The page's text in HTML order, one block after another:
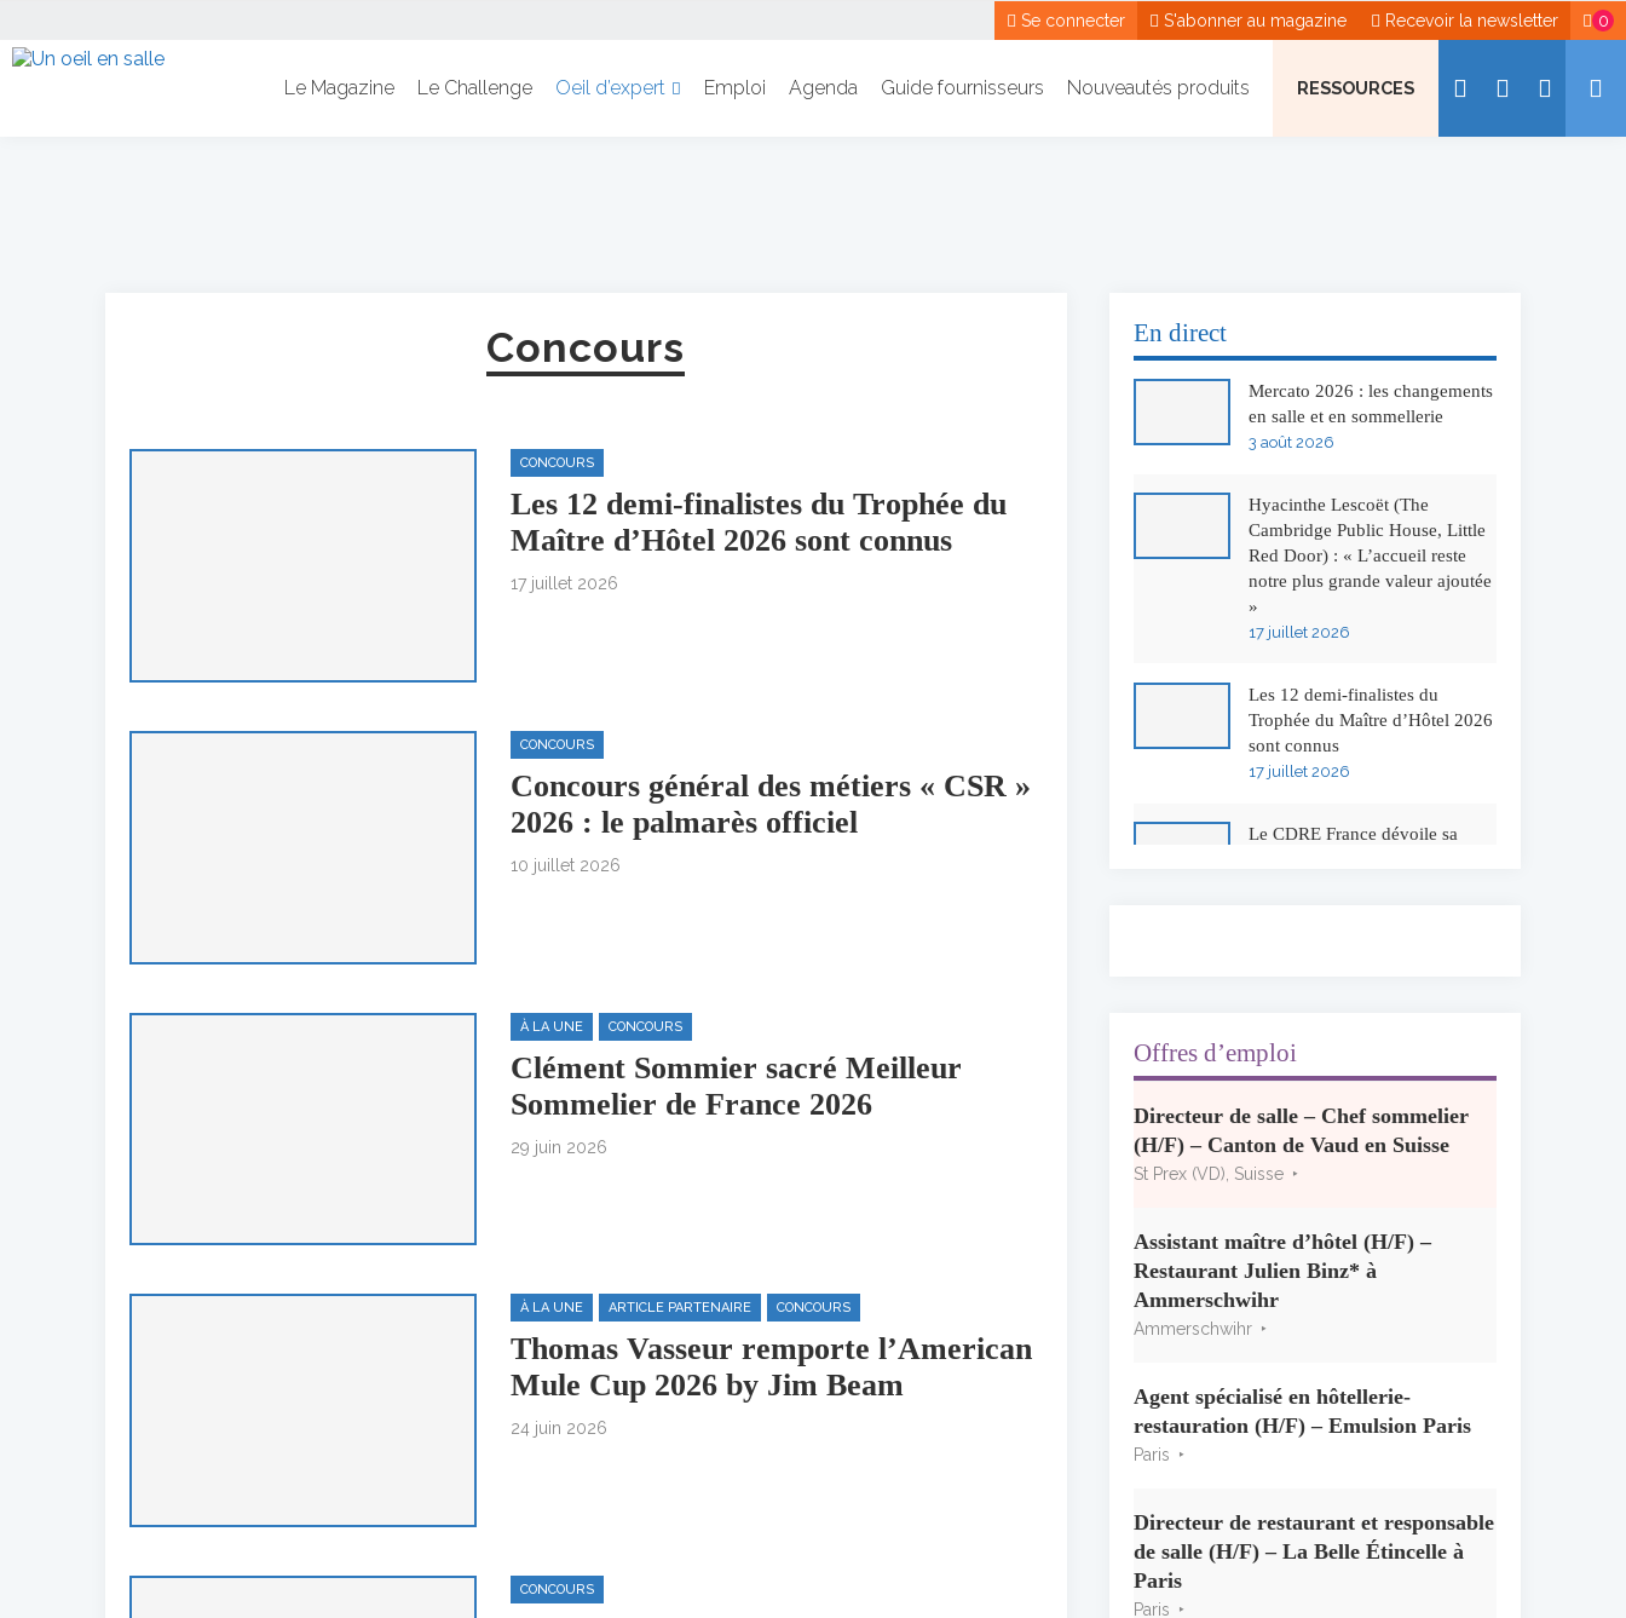
0
Recevoir la newsletter
S'abonner au magazine
Se connecter
Le Magazine Le Challenge Oeil d’expert Emploi Agenda Guide fournisseurs Nouveautés produits RESSOURCES
Concours
CONCOURS
Les 12 demi-finalistes du Trophée du
Maître d’Hôtel 2026 sont connus
17 juillet 2026
CONCOURS
Concours général des métiers « CSR »
2026 : le palmarès officiel
10 juillet 2026
À LA UNE CONCOURS
Clément Sommier sacré Meilleur
Sommelier de France 2026
29 juin 2026
À LA UNE ARTICLE PARTENAIRE CONCOURS
Thomas Vasseur remporte l’American
Mule Cup 2026 by Jim Beam
24 juin 2026
CONCOURS
En direct
Mercato 2026 : les changements
en salle et en sommellerie
3 août 2026
Hyacinthe Lescoët (The
Cambridge Public House, Little
Red Door) : « L’accueil reste
notre plus grande valeur ajoutée
»
17 juillet 2026
Les 12 demi-finalistes du
Trophée du Maître d’Hôtel 2026
sont connus
17 juillet 2026
Le CDRE France dévoile sa
Concours général des métiers
« CSR » 2026 : le palmarès
officiel
10 juillet 2026
la Bourgogne
7 juillet 2026
Georges Blanc
3 juillet 2026
Offres d’emploi
Directeur de salle – Chef sommelier
(H/F) – Canton de Vaud en Suisse
St Prex (VD), Suisse
Assistant maître d’hôtel (H/F) –
Restaurant Julien Binz* à
Ammerschwihr
Ammerschwihr
Agent spécialisé en hôtellerie-
restauration (H/F) – Emulsion Paris
Paris
Directeur de restaurant et responsable
de salle (H/F) – La Belle Étincelle à
Paris
Paris